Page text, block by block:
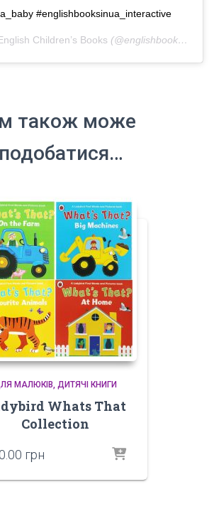
#englishbooksinua_interactive
Children’s Books (@englishbooks.in.ua) on
також може
МАЛЮКІВ ДИТЯЧІ КНИГИ
Whats That
Collection
грн